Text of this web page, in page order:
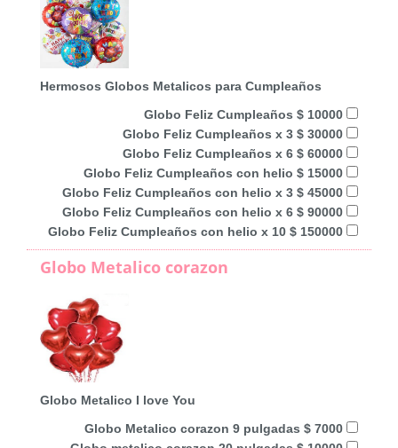
Hermosos Globos Metalicos para Cumpleaños
Globo Feliz Cumpleaños $ 10000
Globo Feliz Cumpleaños x 3 $ 30000
Globo Feliz Cumpleaños x 6 $ 60000
Globo Feliz Cumpleaños con helio $ 15000
Globo Feliz Cumpleaños con helio x 3 $ 45000
Globo Feliz Cumpleaños con helio x 6 $ 90000
Globo Feliz Cumpleaños con helio x 10 $ 150000
Globo Metalico corazon
Globo Metalico I love You
Globo Metalico corazon 9 pulgadas $ 7000